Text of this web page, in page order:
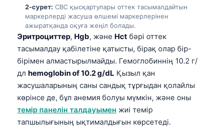
2-сурет: CBC қысқартулары оттек тасымалдайтын
маркерлерді жасуша өлшемі маркерлерінен
ажыратқанда оқуға жеңіл болады.
Эритроциттер, Hgb, және Hct бәрі оттек
тасымалдау қабілетіне қатысты, бірақ олар бір-
бірімен алмастырылмайды. Гемоглобиннің 10.2 г/
дл hemoglobin of 10.2 g/dL Қызыл қан
жасушаларының саны сандық тұрғыдан қолайлы
көрінсе де, бұл анемия болуы мүмкін, және оны
темір панелін талдауымен жиі темір
тапшылығының ықтималдығын көрсетеді.